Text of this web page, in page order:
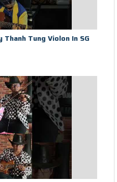
Thanh Tung Violon In SG